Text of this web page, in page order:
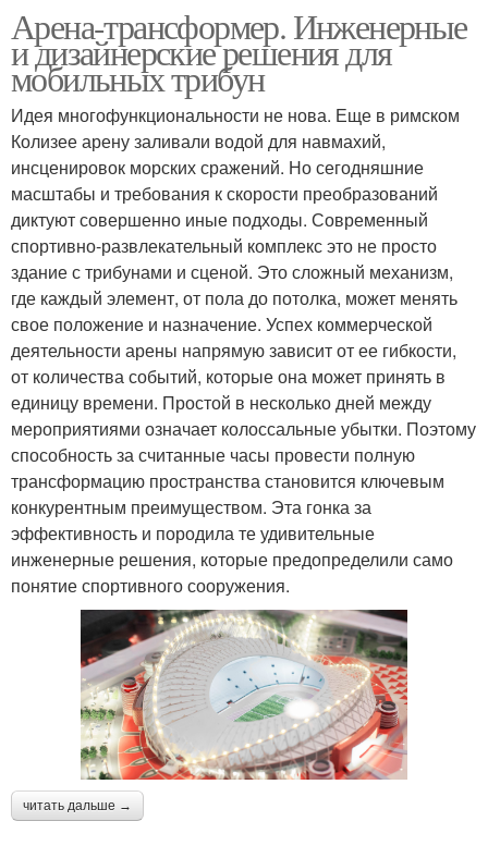
Арена-трансформер. Инженерные
и дизайнерские решения для
мобильных трибун
Идея многофункциональности не нова. Еще в римском
Колизее арену заливали водой для навмахий,
инсценировок морских сражений. Но сегодняшние
масштабы и требования к скорости преобразований
диктуют совершенно иные подходы. Современный
спортивно-развлекательный комплекс это не просто
здание с трибунами и сценой. Это сложный механизм,
где каждый элемент, от пола до потолка, может менять
свое положение и назначение. Успех коммерческой
деятельности арены напрямую зависит от ее гибкости,
от количества событий, которые она может принять в
единицу времени. Простой в несколько дней между
мероприятиями означает колоссальные убытки. Поэтому
способность за считанные часы провести полную
трансформацию пространства становится ключевым
конкурентным преимуществом. Эта гонка за
эффективность и породила те удивительные
инженерные решения, которые предопределили само
понятие спортивного сооружения.
читать дальше →